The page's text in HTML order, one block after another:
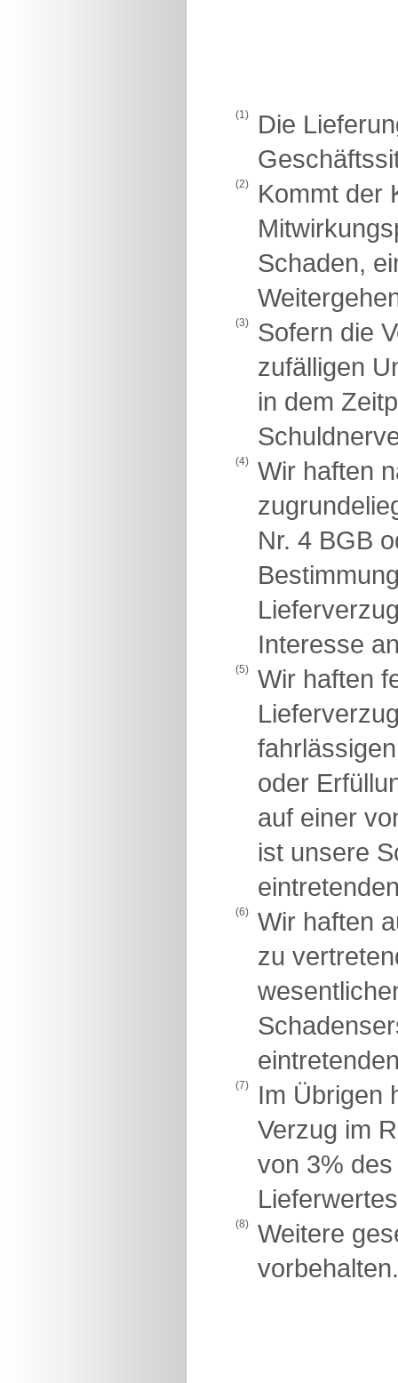
(1)
Die
(2)
Kommt der
Schaden,
(3)
Sofern die
zufälligen
in dem
(4)
Wir haften
Nr. 4 BGB
Interesse
(5)
Wir haften
oder
auf einer
ist unsere
(6)
Wir haften
zu
(7)
Im Übrigen
Verzug im
von 3%
(8)
Weitere
vorbehalten.